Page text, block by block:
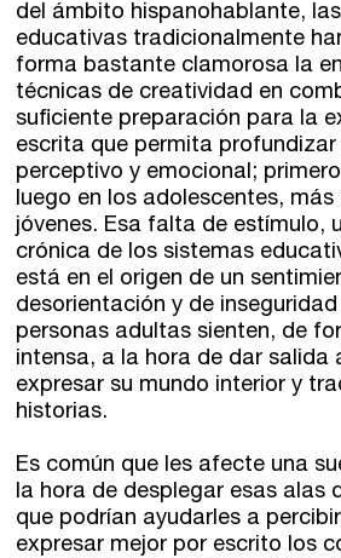
Zaragoza
Santander
Gijón
Palma
Las Palmas
fuentetaja
Quiénes somos
Nuestra filosofía
Nuestro equipo
Coordinadores
Comunidad
Club de Escritura
Editorial
del ámbito hispanohablante,
educativas tradicionalmente
forma bastante clamorosa la
técnicas de creatividad en
suficiente preparación para la
escrita que permita profundizar
perceptivo y emocional;
luego en los adolescentes, más
jóvenes. Esa falta de estímulo,
crónica de los sistemas
está en el origen de un
desorientación y de
personas adultas sienten, de
intensa, a la hora de dar salida
expresar su mundo interior y
historias.
Es común que les afecte una
la hora de desplegar esas alas
que podrían ayudarles a
expresar mejor por escrito los